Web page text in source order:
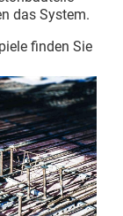
das System.
finden Sie